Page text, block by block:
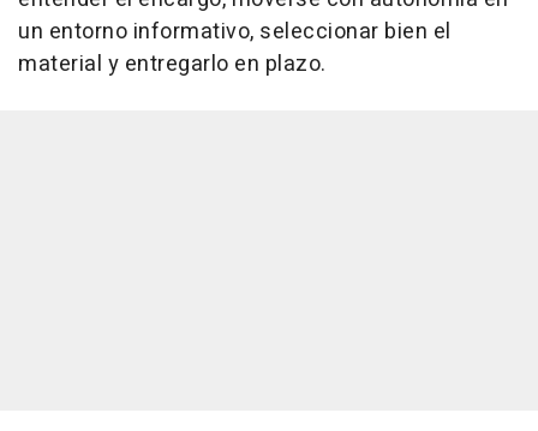
un entorno informativo, seleccionar bien el
material y entregarlo en plazo.